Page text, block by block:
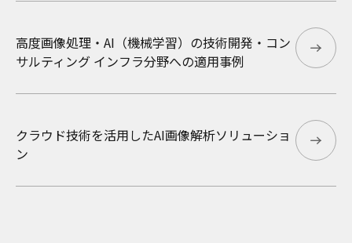
高度画像処理・AI（機械学習）の技術開発・コン
サルティング インフラ分野への適用事例
クラウド技術を活用したAI画像解析ソリューショ
ン